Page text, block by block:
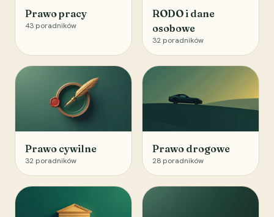
Prawo pracy
43 poradników
RODO i dane
osobowe
32 poradników
Prawo cywilne
32 poradników
Prawo drogowe
28 poradników